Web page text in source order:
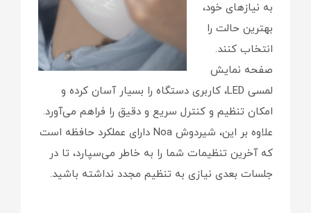
به نیازهای خود،
بهترین حالت را
انتخاب کنند.
صفحه نمایش
لمسی LED، کاربری دستگاه را بسیار آسان کرده و
امکان تنظیم و کنترل سریع و دقیق را فراهم می‌آورد.
علاوه بر این، شیردوش Noa دارای عملکرد حافظه است
که آخرین تنظیمات شما را به خاطر می‌سپارد، تا در
جلسات بعدی نیازی به تنظیم مجدد نداشته باشید.